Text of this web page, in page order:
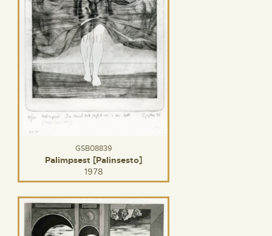
GSB08839
Palimpsest [Palinsesto]
1978